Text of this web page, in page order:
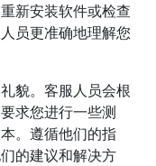
新安装软件或检查
员更准确地理解您
貌。客服人员会根
求您进行一些测
。遵循他们的指
的建议和解决方